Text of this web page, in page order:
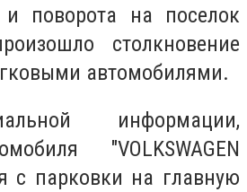
и поворота на поселок
столкновение
автомобилями.
информации,
"VOLKSWAGEN
с парковки на главную